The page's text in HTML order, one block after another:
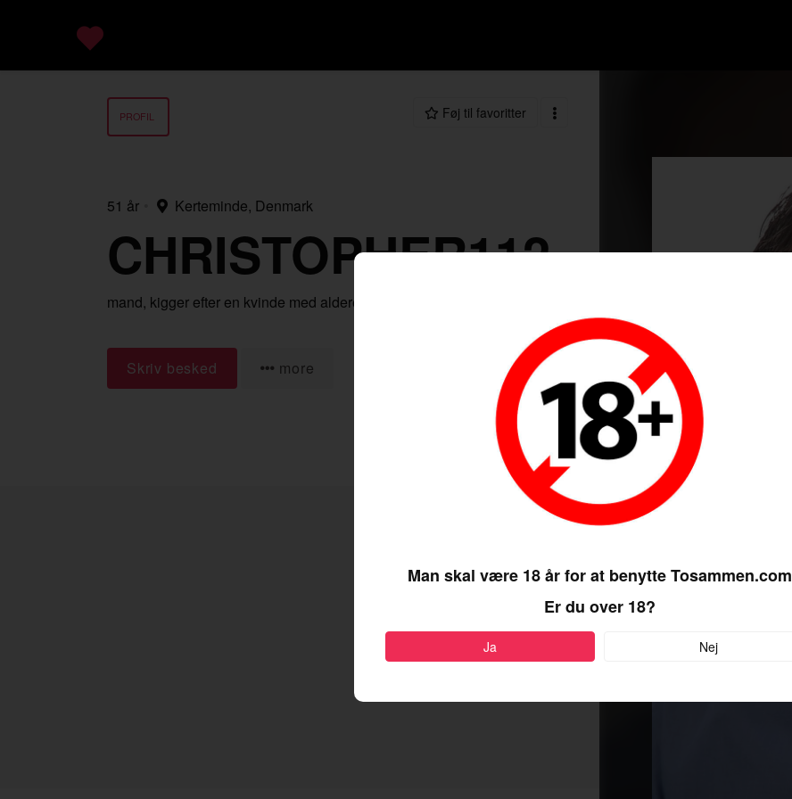
PROFIL Føj til favoritter
51 år Kerteminde, Denmark
CHRISTOPHER112
mand, kigger efter en kvinde med alderen 30-60
Skriv besked more
Man skal være 18 år for at benytte Tosammen.com
Er du over 18?
Ja Nej